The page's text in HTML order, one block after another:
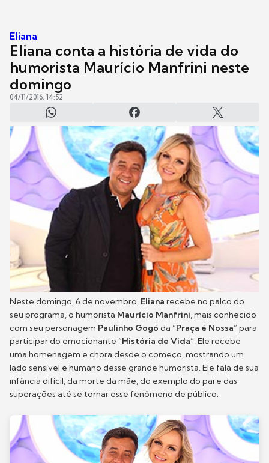
Eliana
Eliana conta a história de vida do
humorista Maurício Manfrini neste
domingo
04/11/2016, 14:52
Neste domingo, 6 de novembro, Eliana recebe no palco do
seu programa, o humorista Maurício Manfrini, mais conhecido
com seu personagem Paulinho Gogó da “Praça é Nossa” para
participar do emocionante “História de Vida”. Ele recebe
uma homenagem e chora desde o começo, mostrando um
lado sensível e humano desse grande humorista. Ele fala de sua
infância difícil, da morte da mãe, do exemplo do pai e das
superações até se tornar esse fenômeno de público.